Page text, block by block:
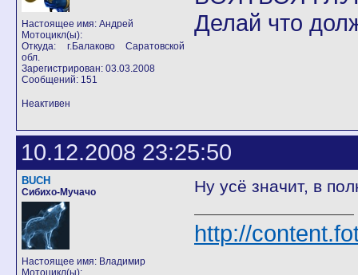
Настоящее имя: Андрей
Мотоцикл(ы):
Откуда: г.Балаково Саратовской
обл.
Зарегистрирован: 03.03.2008
Сообщений: 151
Делай что
Неактивен
10.12.2008 23:25:50
BUCH
Сибихо-Мучачо
Настоящее имя: Владимир
Мотоцикл(ы):
Ну усё значит, в
http://